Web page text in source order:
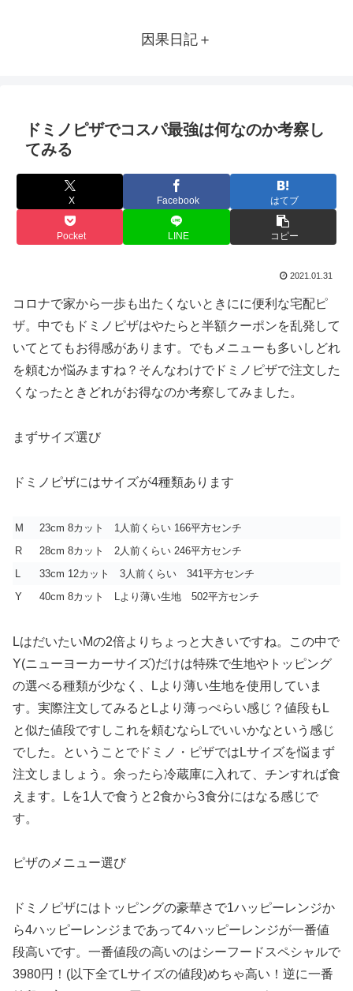
因果日記＋
ドミノピザでコスパ最強は何なのか考察し
てみる
X Facebook はてブ
Pocket LINE コピー
2021.01.31
コロナで家から一歩も出たくないときにに便利な宅配ピ
ザ。中でもドミノピザはやたらと半額クーポンを乱発して
いてとてもお得感があります。でもメニューも多いしどれ
を頼むか悩みますね？そんなわけでドミノピザで注文した
くなったときどれがお得なのか考察してみました。
まずサイズ選び
ドミノピザにはサイズが4種類あります
M
23cm 8カット 1人前くらい 166平方センチ
R
28cm 8カット 2人前くらい 246平方センチ
33cm 12カット 3人前くらい 341平方センチ
Y
40cm 8カット Lより薄い生地 502平方センチ
LはだいたいMの2倍よりちょっと大きいですね。この中で
Y(ニューヨーカーサイズ)だけは特殊で生地やトッピング
の選べる種類が少なく、Lより薄い生地を使用していま
す。実際注文してみるとLより薄っぺらい感じ？値段もL
と似た値段ですしこれを頼むならLでいいかなという感じ
でした。ということでドミノ・ピザではLサイズを悩まず
注文しましょう。余ったら冷蔵庫に入れて、チンすれば食
えます。Lを1人で食うと2食から3食分にはなる感じで
す。
ピザのメニュー選び
ドミノピザにはトッピングの豪華さで1ハッピーレンジか
ら4ハッピーレンジまであって4ハッピーレンジが一番値
段高いです。一番値段の高いのはシーフードスペシャルで
3980円！(以下全てLサイズの値段)めちゃ高い！逆に一番